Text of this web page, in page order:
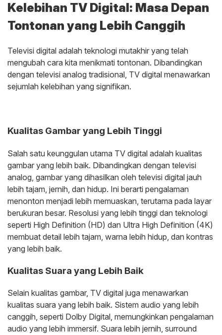
Kelebihan TV Digital: Masa Depan
Tontonan yang Lebih Canggih
Televisi digital adalah teknologi mutakhir yang telah
mengubah cara kita menikmati tontonan. Dibandingkan
dengan televisi analog tradisional, TV digital menawarkan
sejumlah kelebihan yang signifikan.
Kualitas Gambar yang Lebih Tinggi
Salah satu keunggulan utama TV digital adalah kualitas
gambar yang lebih baik. Dibandingkan dengan televisi
analog, gambar yang dihasilkan oleh televisi digital jauh
lebih tajam, jernih, dan hidup. Ini berarti pengalaman
menonton menjadi lebih memuaskan, terutama pada layar
berukuran besar. Resolusi yang lebih tinggi dan teknologi
seperti High Definition (HD) dan Ultra High Definition (4K)
membuat detail lebih tajam, warna lebih hidup, dan kontras
yang lebih baik.
Kualitas Suara yang Lebih Baik
Selain kualitas gambar, TV digital juga menawarkan
kualitas suara yang lebih baik. Sistem audio yang lebih
canggih, seperti Dolby Digital, memungkinkan pengalaman
audio yang lebih immersif. Suara lebih jernih, surround